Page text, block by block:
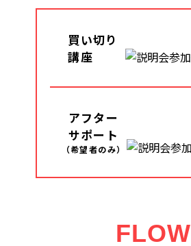
買い切り
講座
アフター
サポート
（希望者のみ）
FLOW